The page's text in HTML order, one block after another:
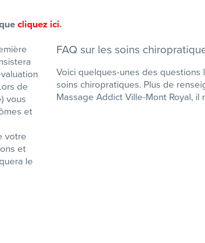
cliquez ici.
de
vous
et
votre
et
le
FAQ sur les soins
Voici quelques-unes des
soins chiropratiques. Plus de
Massage Addict Ville-Mont Royal, il